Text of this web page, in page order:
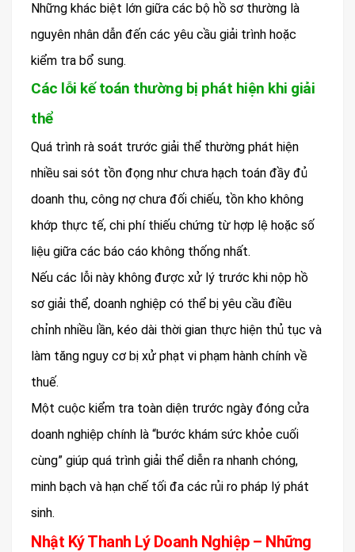
Những khác biệt lớn giữa các bộ hồ sơ thường là
nguyên nhân dẫn đến các yêu cầu giải trình hoặc
kiểm tra bổ sung.
Các lỗi kế toán thường bị phát hiện khi giải
thể
Quá trình rà soát trước giải thể thường phát hiện
nhiều sai sót tồn đọng như chưa hạch toán đầy đủ
doanh thu, công nợ chưa đối chiếu, tồn kho không
khớp thực tế, chi phí thiếu chứng từ hợp lệ hoặc số
liệu giữa các báo cáo không thống nhất.
Nếu các lỗi này không được xử lý trước khi nộp hồ
sơ giải thể, doanh nghiệp có thể bị yêu cầu điều
chỉnh nhiều lần, kéo dài thời gian thực hiện thủ tục và
làm tăng nguy cơ bị xử phạt vi phạm hành chính về
thuế.
Một cuộc kiểm tra toàn diện trước ngày đóng cửa
doanh nghiệp chính là “bước khám sức khỏe cuối
cùng” giúp quá trình giải thể diễn ra nhanh chóng,
minh bạch và hạn chế tối đa các rủi ro pháp lý phát
sinh.
Nhật Ký Thanh Lý Doanh Nghiệp – Những